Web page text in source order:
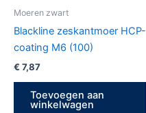
Moeren zwart
Blackline zeskantmoer HCP-
coating M6 (100)
€ 7,87
Toevoegen aan
winkelwagen